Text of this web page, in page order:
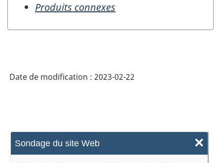
Sondage du site Web ×
Produits connexes
Date de modification : 2023-02-22